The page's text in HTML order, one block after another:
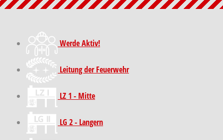
Werde Aktiv!
Leitung der Feuerwehr
LZ 1 - Mitte
LG 2 - Langern